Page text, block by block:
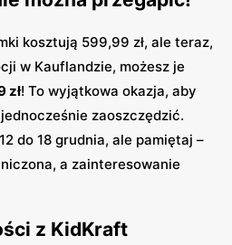
kosztują 599,99 zł, ale teraz,
w Kauflandzie, możesz je
zł! To wyjątkowa okazja, aby
zaoszczędzić.
do 18 grudnia, ale pamiętaj –
a zainteresowanie
z KidKraft